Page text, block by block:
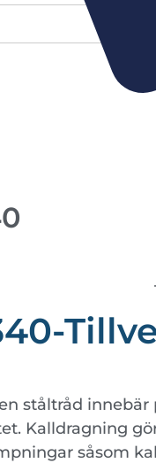
ståltråd
Kalldragning
såsom